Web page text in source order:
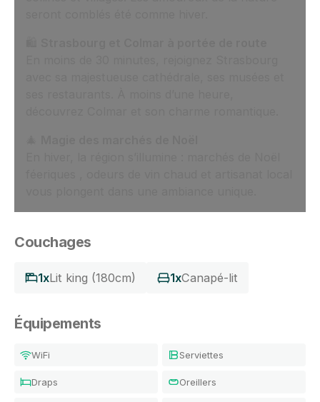
Couchages
1xLit king (180cm) 1xCanapé-lit
Équipements
WiFi Serviettes
Draps Oreillers